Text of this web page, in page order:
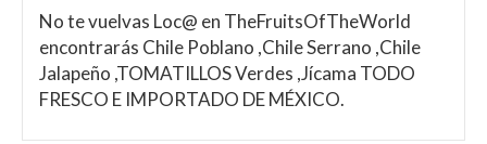
No te vuelvas Loc@ en TheFruitsOfTheWorld
encontrarás Chile Poblano ,Chile Serrano ,Chile
Jalapeño ,TOMATILLOS Verdes ,Jícama TODO
FRESCO E IMPORTADO DE MÉXICO.